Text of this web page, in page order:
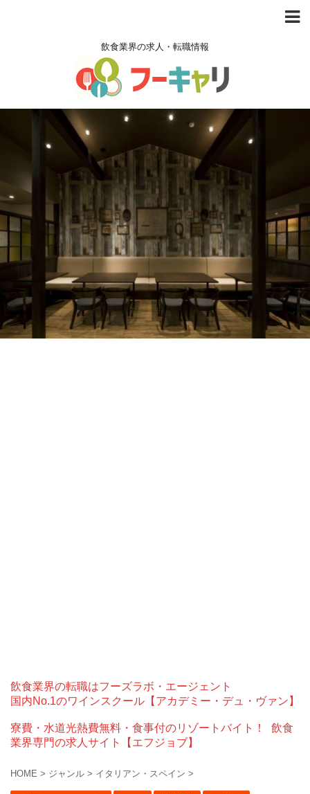
飲食業界の求人・転職情報
飲食業界の転職はフーズラボ・エージェント
国内No.1のワインスクール【アカデミー・デュ・ヴァン】
寮費・水道光熱費無料・食事付のリゾートバイト！
飲食
業界専門の求人サイト【エフジョブ】
HOME > ジャンル > イタリアン・スペイン >